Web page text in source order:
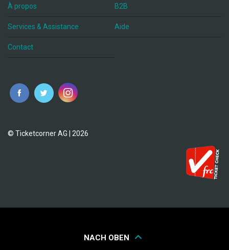
À propos B2B
Services & Assistance Aide
Contact
fr
© Ticketcorner AG | 2026
NACH OBEN